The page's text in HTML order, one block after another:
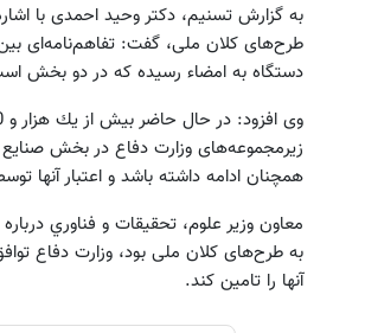
به گزارش تسنيم، دكتر وحید احمدی با
طرح‌های کلان ملی، گفت: تفاهم‌نامه‌ای
دستگاه به امضاء رسیده که در دو بخش
زیرمجموعه‌‌های وزارت دفاع در بخش
همچنان ادامه داشته باشد و اعتبار آنها
معاون وزیر علوم، تحقيقات و فناوري
آنها را تامین کند.
کش بک در هر لات معاملاتی دریافت
کنید
ثبت نام کنید
فرم